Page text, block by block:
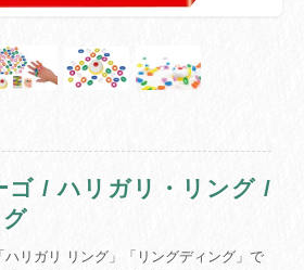
ゴ / ハリガリ・リング /
ハリガリ リング」「リングディング」で